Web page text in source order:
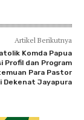
Artikel Berikutnya
Komda Papua
Profil dan Program
Para Pastor
Dekenat Jayapura